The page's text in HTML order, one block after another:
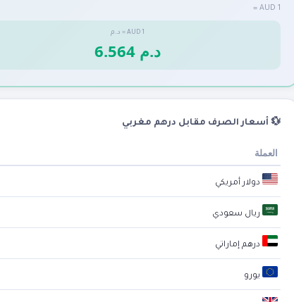
1 AUD =
1
AUD
= د.م
6.564 د.م
💱 أسعار الصرف مقابل درهم مغربي
العملة
دولار أمريكي
ريال سعودي
درهم إماراتي
يورو